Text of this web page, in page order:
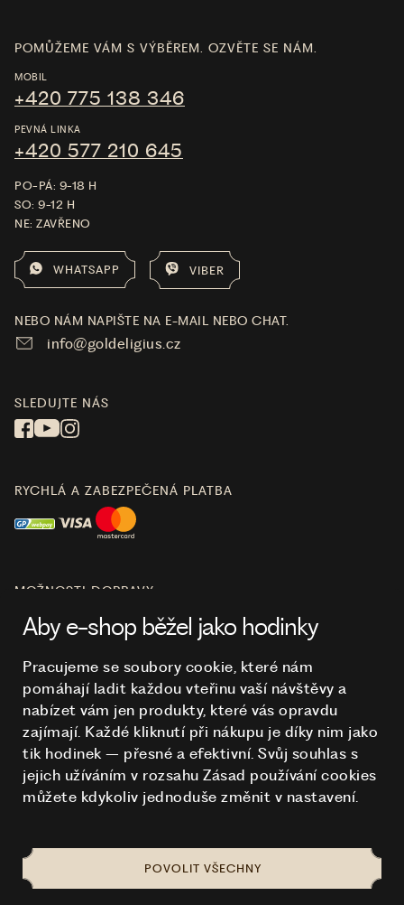
O NÁKUPU
HODINKY
POMŮŽEME VÁM S VÝBĚREM. OZVĚTE SE NÁM.
MOBIL
+420 775 138 346
PEVNÁ LINKA
+420 577 210 645
PO-PÁ: 9-18 H
SO: 9-12 H
NE: ZAVŘENO
WHATSAPP VIBER
NEBO NÁM NAPIŠTE NA E-MAIL NEBO CHAT.
info@goldeligius.cz
SLEDUJTE NÁS
RYCHLÁ A ZABEZPEČENÁ PLATBA
MOŽNOSTI DOPRAVY
Aby e-shop běžel jako hodinky
Pracujeme se soubory cookie, které nám
pomáhají ladit každou vteřinu vaší návštěvy a
nabízet vám jen produkty, které vás opravdu
zajímají. Každé kliknutí při nákupu je díky nim jako
tik hodinek – přesné a efektivní. Svůj souhlas s
jejich užíváním v rozsahu Zásad používání cookies
můžete kdykoliv jednoduše změnit v nastavení.
POVOLIT VŠECHNY